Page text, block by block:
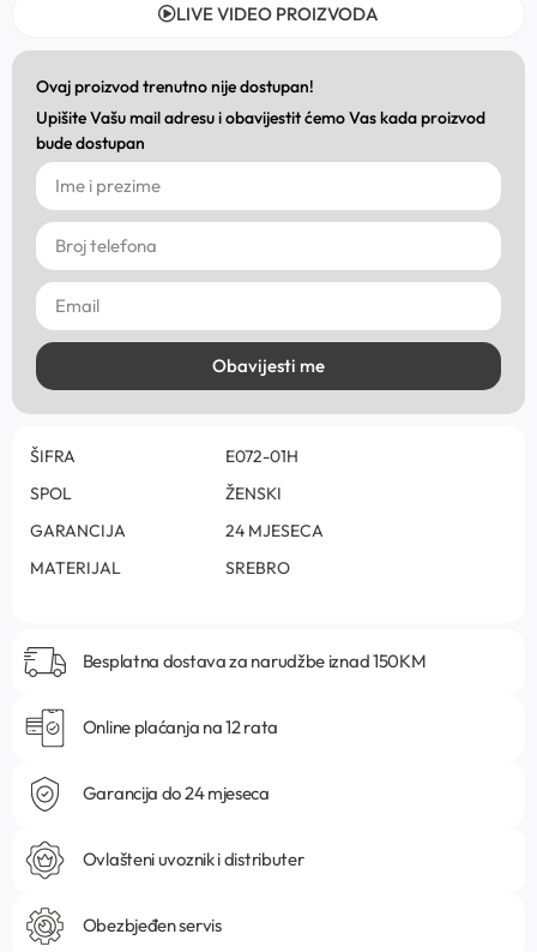
LIVE VIDEO PROIZVODA
Ovaj proizvod trenutno nije dostupan!
Upišite Vašu mail adresu i obavijestit ćemo Vas kada proizvod
bude dostupan
Obavijesti me
ŠIFRA
E072-01H
SPOL
ŽENSKI
GARANCIJA
24 MJESECA
MATERIJAL
SREBRO
Besplatna dostava za narudžbe iznad 150KM
Online plaćanja na 12 rata
Garancija do 24 mjeseca
Ovlašteni uvoznik i distributer
Obezbjeđen servis